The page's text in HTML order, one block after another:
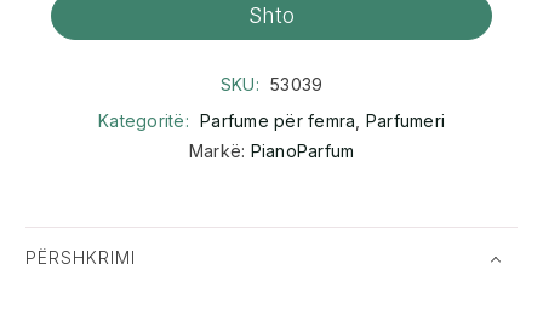
Shto
SKU: 53039
Kategoritë: Parfume për femra Parfumeri
Markë: PianoParfum
PËRSHKRIMI